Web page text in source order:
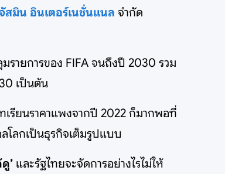
สมิน อินเตอร์เนชั่นแนล จำกัด
รายการของ FIFA จนถึงปี 2030 รวม
เป็นต้น
เรียนราคาแพงจากปี 2022 ก็มากพอที่
โลกเป็นธุรกิจเต็มรูปแบบ
’ และรัฐไทยจะจัดการอย่างไรไม่ให้